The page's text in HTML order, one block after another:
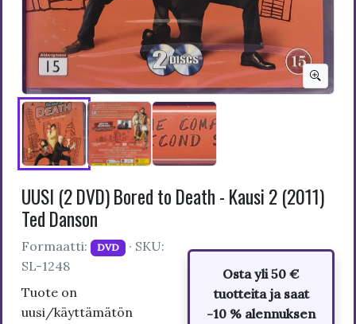
UUSI (2 DVD) Bored to Death - Kausi 2 (2011)
Ted Danson
Formaatti: DVD · SKU:
SL-1248
Tuote on
uusi/käyttämätön
Osta yli 50 €
tuotteita ja saat
-10 % alennuksen